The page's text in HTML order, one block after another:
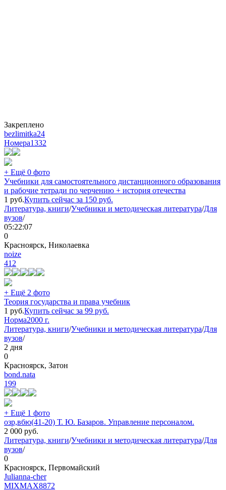
Закреплено
bezlimitka24
Номера1332
+ Ещё 0 фото
Учебники для самостоятельного дистанционного образования
и рабочие тетради по черчению + история отечества
1 руб.Купить сейчас за 150 руб.
Литература, книги/Учебники и методическая литература/Для
вузов/
05:22:07
0
Красноярск, Николаевка
noize
412
+ Ещё 2 фото
Теория государства и права учебник
1 руб.Купить сейчас за 99 руб.
Норма2000 г.
Литература, книги/Учебники и методическая литература/Для
вузов/
2 дня
0
Красноярск, Затон
bond.nata
199
+ Ещё 1 фото
озр,вбю(41-20) Т. Ю. Базаров. Управление персоналом.
2 000 руб.
Литература, книги/Учебники и методическая литература/Для
вузов/
0
Красноярск, Первомайский
Julianna-cher
MIXMAX8872